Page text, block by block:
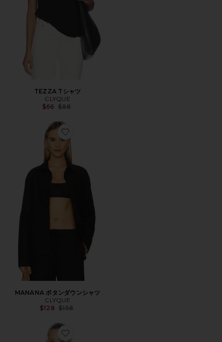
TEZZA Tシャツ
CLYQUE
$66 Previous price:
$88
Favorite MANANA ボタンダウンシャツ
MANANA ボタンダウンシャツ
CLYQUE
$128 Previous price:
$158
Favorite SIFF トップ